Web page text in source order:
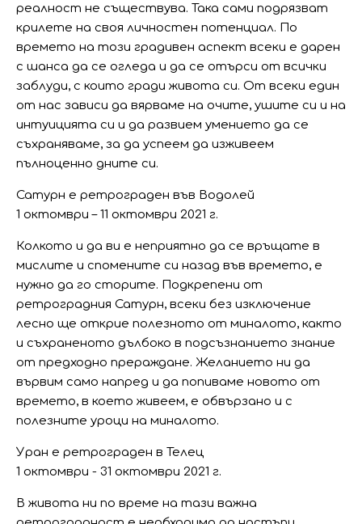
реалност не съществува. Така сами подрязват
крилете на своя личностен потенциал. По
времето на този градивен аспект всеки е дарен
с шанса да се огледа и да се отърси от всички
заблуди, с които гради живота си. От всеки един
от нас зависи да вярваме на очите, ушите си и на
интуицията си и да развием умението да се
съхраняваме, за да успеем да изживеем
пълноценно дните си.
Сатурн е ретрограден във Водолей
1 октомври – 11 октомври 2021 г.
Колкото и да ви е неприятно да се връщате в
мислите и спомените си назад във времето, е
нужно да го сторите. Подкрепени от
ретроградния Сатурн, всеки без изключение
лесно ще открие полезното от миналото, както
и съхраненото дълбоко в подсъзнанието знание
от предходно прераждане. Желанието ни да
вървим само напред и да попиваме новото от
времето, в което живеем, е обвързано и с
полезните уроци на миналото.
Уран е ретрограден в Телец
1 октомври - 31 октомври 2021 г.
В живота ни по време на тази важна